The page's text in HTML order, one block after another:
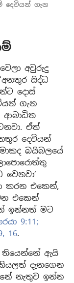
දෙවියන් ගැන
අවුරුදු
සිද්ධ
දොස්
ගැන
ආබාධිත
ඒත්
දෙවියන්
බයිබලයේ
කරන එකෙන්,
එකෙන්
ඉන්නත් මට
9:11;
16.
තියෙන්නේ ඇයි
දැනගෙන
නැතුව ඉන්න